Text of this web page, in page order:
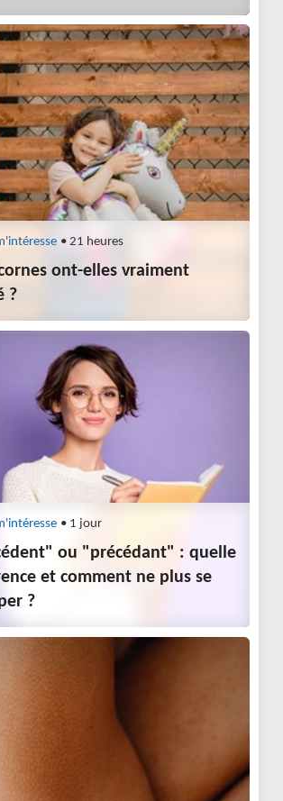
• 21 heures
ont-elles vraiment
?
• 1 jour
ou "précédant" : quelle
et comment ne plus se
?